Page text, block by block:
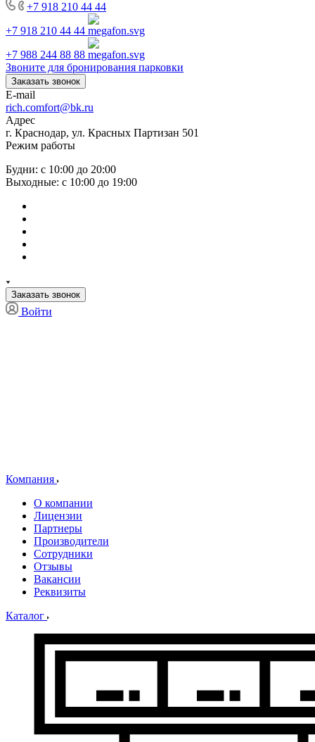
+7 918 210 44 44
+7 918 210 44 44
+7 988 244 88 88
Звоните для бронирования парковки
Заказать звонок
E-mail
rich.comfort@bk.ru
Адрес
г. Краснодар, ул. Красных Партизан 501
Режим работы
Будни: с 10:00 до 20:00
Выходные: с 10:00 до 19:00
Заказать звонок
Войти
Компания
О компании
Лицензии
Партнеры
Производители
Сотрудники
Отзывы
Вакансии
Реквизиты
Каталог